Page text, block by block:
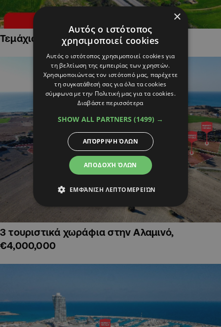
Τεμάχια Γης σε Οικιστικές Περιοχές
3 τουριστικά χωράφια στην Αλαμινό,
€4,000,000
×
Αυτός ο ιστότοπος
χρησιμοποιεί cookies
Αυτός ο ιστότοπος χρησιμοποιεί cookies για
τη βελτίωση της εμπειρίας των χρηστών.
Χρησιμοποιώντας τον ιστότοπό μας, παρέχετε
τη συγκατάθεσή σας για όλα τα cookies
σύμφωνα με την Πολιτική μας για τα cookies.
Διαβάστε περισσότερα
SHOW ALL PARTNERS (1499) →
ΑΠΟΔΟΧΉ ΌΛΩΝ
ΑΠΌΡΡΙΨΗ ΌΛΩΝ
ΕΜΦΆΝΙΣΗ ΛΕΠΤΟΜΕΡΕΙΏΝ